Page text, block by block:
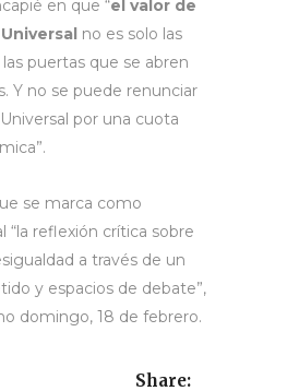
en que “el valor de
no es solo las
puertas que se abren
Y no se puede renunciar
por una cuota
se marca como
“la reflexión crítica sobre
a través de un
y espacios de debate”,
domingo, 18 de febrero.
Share: